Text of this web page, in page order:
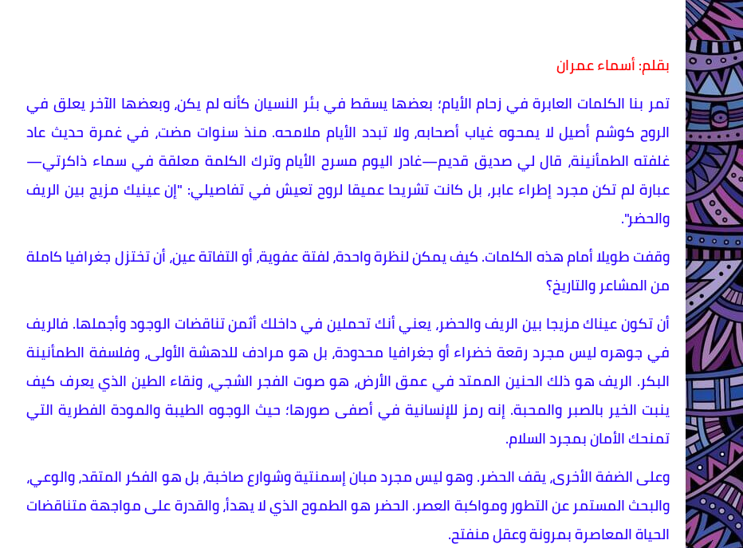
​بقلم: أسماء عمران
​تمر بنا الكلمات العابرة في زحام الأيام؛ بعضها يسقط في بئر النسيان كأنه لم يكن، وبعضها الآخر يعلق في
الروح كوشم أصيل لا يمحوه غياب أصحابه، ولا تبدد الأيام ملامحه. منذ سنوات مضت، في غمرة حديث عاد
غلفته الطمأنينة، قال لي صديق قديم—غادر اليوم مسرح الأيام وترك الكلمة معلقة في سماء ذاكرتي—
عبارة لم تكن مجرد إطراء عابر، بل كانت تشريحا عميقا لروح تعيش في تفاصيلي: "إن عينيك مزيج بين الريف
والحضر".
​وقفت طويلا أمام هذه الكلمات. كيف يمكن لنظرة واحدة، لفتة عفوية، أو التفاتة عين، أن تختزل جغرافيا كاملة
من المشاعر والتاريخ؟
​أن تكون عيناك مزيجا بين الريف والحضر، يعني أنك تحملين في داخلك أثمن تناقضات الوجود وأجملها. فالريف
في جوهره ليس مجرد رقعة خضراء أو جغرافيا محدودة، بل هو مرادف للدهشة الأولى، وفلسفة الطمأنينة
البكر. الريف هو ذلك الحنين الممتد في عمق الأرض، هو صوت الفجر الشجي، ونقاء الطين الذي يعرف كيف
ينبت الخير بالصبر والمحبة. إنه رمز للإنسانية في أصفى صورها؛ حيث الوجوه الطيبة والمودة الفطرية التي
تمنحك الأمان بمجرد السلام.
​وعلى الضفة الأخرى، يقف الحضر. وهو ليس مجرد مبان إسمنتية وشوارع صاخبة، بل هو الفكر المتقد، والوعي،
والبحث المستمر عن التطور ومواكبة العصر. الحضر هو الطموح الذي لا يهدأ، والقدرة على مواجهة متناقضات
الحياة المعاصرة بمرونة وعقل منفتح.